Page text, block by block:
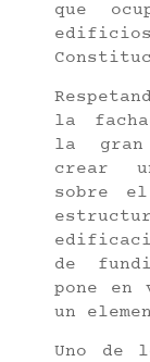
que
la
la
crear
sobre
de
pone en
un
Uno de